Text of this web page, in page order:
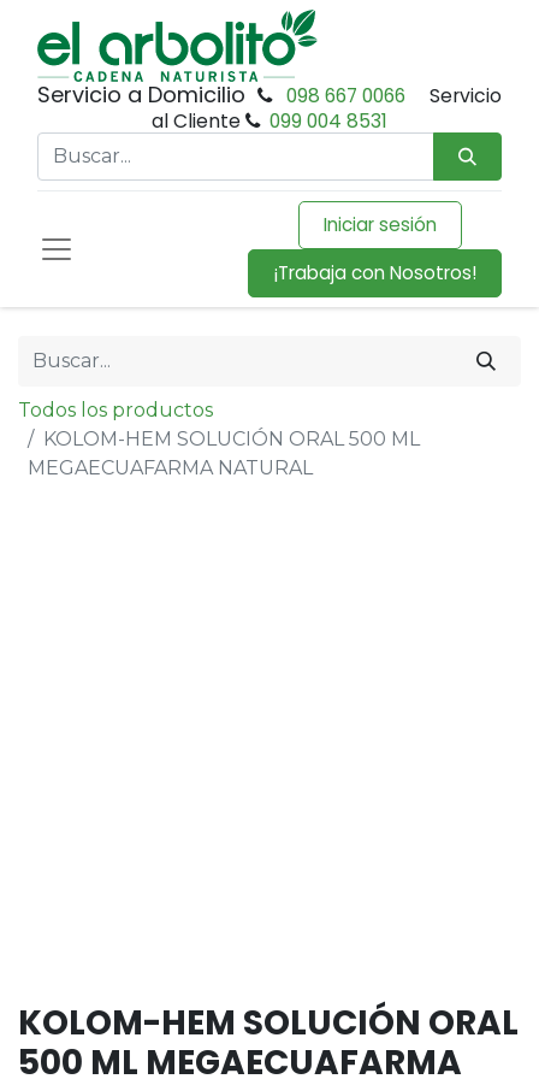
Servicio a Domicilio 098 667 0066
Servicio
al Cliente
099 004 8531
Iniciar sesión
¡Trabaja con Nosotros!
Todos los productos
KOLOM-HEM SOLUCIÓN ORAL 500 ML
MEGAECUAFARMA NATURAL
KOLOM-HEM SOLUCIÓN ORAL
500 ML MEGAECUAFARMA